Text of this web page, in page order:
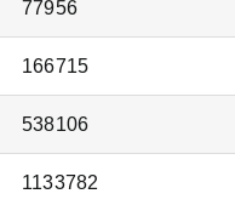
77956
166715
538106
1133782